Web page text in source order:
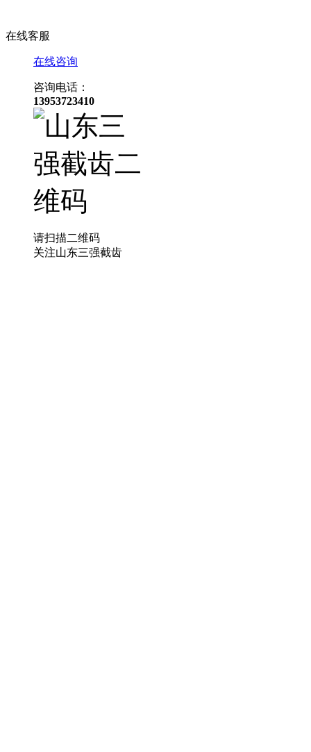
在线客服
在线咨询
咨询电话：
13953723410
请扫描二维码
关注山东三强截齿